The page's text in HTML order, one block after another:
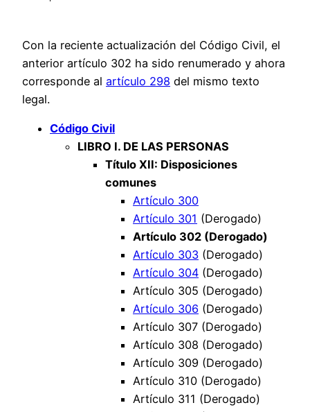
Con la reciente actualización del Código Civil, el
anterior artículo 302 ha sido renumerado y ahora
corresponde al artículo 298 del mismo texto
legal.
Código Civil
LIBRO I. DE LAS PERSONAS
Título XII: Disposiciones
comunes
Artículo 300
Artículo 301 (Derogado)
Artículo 302 (Derogado)
Artículo 303 (Derogado)
Artículo 304 (Derogado)
Artículo 305 (Derogado)
Artículo 306 (Derogado)
Artículo 307 (Derogado)
Artículo 308 (Derogado)
Artículo 309 (Derogado)
Artículo 310 (Derogado)
Artículo 311 (Derogado)